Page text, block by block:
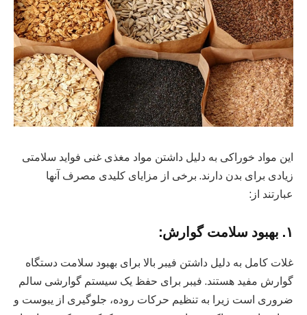
این مواد خوراکی به دلیل داشتن مواد مغذی غنی فواید سلامتی
زیادی برای بدن دارند. برخی از مزایای کلیدی مصرف آنها
عبارتند از:
۱. بهبود سلامت گوارش:
غلات کامل به دلیل داشتن فیبر بالا برای بهبود سلامت دستگاه
گوارش مفید هستند. فیبر برای حفظ یک سیستم گوارشی سالم
ضروری است زیرا به تنظیم حرکات روده، جلوگیری از یبوست و